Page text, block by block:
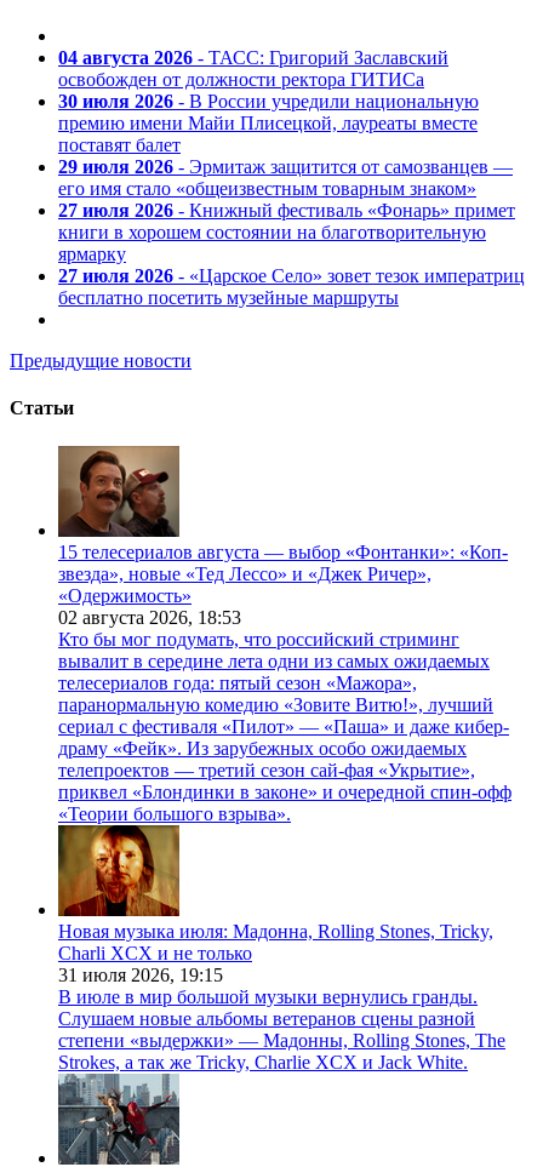
04 августа 2026 - ТАСС: Григорий Заславский
освобожден от должности ректора ГИТИСа
30 июля 2026 - В России учредили национальную
премию имени Майи Плисецкой, лауреаты вместе
поставят балет
29 июля 2026 - Эрмитаж защитится от самозванцев —
его имя стало «общеизвестным товарным знаком»
27 июля 2026 - Книжный фестиваль «Фонарь» примет
книги в хорошем состоянии на благотворительную
ярмарку
27 июля 2026 - «Царское Село» зовет тезок императриц
бесплатно посетить музейные маршруты
Предыдущие новости
Статьи
15 телесериалов августа — выбор «Фонтанки»: «Коп-
звезда», новые «Тед Лессо» и «Джек Ричер»,
«Одержимость»
02 августа 2026, 18:53
Кто бы мог подумать, что российский стриминг
вывалит в середине лета одни из самых ожидаемых
телесериалов года: пятый сезон «Мажора»,
паранормальную комедию «Зовите Витю!», лучший
сериал с фестиваля «Пилот» — «Паша» и даже кибер-
драму «Фейк». Из зарубежных особо ожидаемых
телепроектов — третий сезон сай-фая «Укрытие»,
приквел «Блондинки в законе» и очередной спин-офф
«Теории большого взрыва».
Новая музыка июля: Мадонна, Rolling Stones, Tricky,
Charli XCX и не только
31 июля 2026, 19:15
В июле в мир большой музыки вернулись гранды.
Слушаем новые альбомы ветеранов сцены разной
степени «выдержки» — Мадонны, Rolling Stones, The
Strokes, а так же Tricky, Charlie XCX и Jack White.